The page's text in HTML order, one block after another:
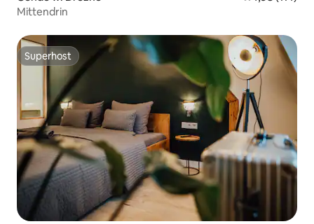
Mittendrin
Superhost
Superhost